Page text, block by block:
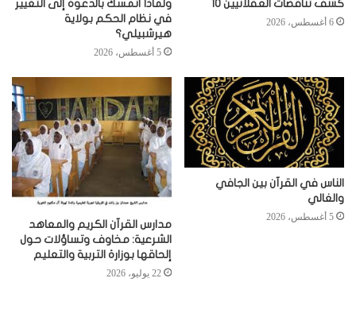
كشف تناقضات العقلانيين 10
6 أغسطس، 2026
ولماذا أتمسك بالدعوة إلى التغيير
في نظام الحكم بولاية
هيرشبيلي؟
5 أغسطس، 2026
الناس في القرآن بين الجافي
والغالي
5 أغسطس، 2026
مدارس القرآن الكريم والمعاهد
الشرعية: مخاوف وتساؤلات حول
إلحاقها بوزارة التربية والتعليم
22 يوليو، 2026